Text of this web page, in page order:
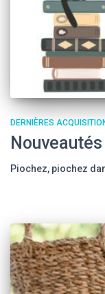
DERNIÈRES
Piochez, piochez